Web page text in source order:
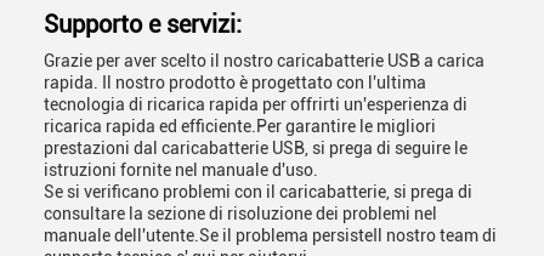
Supporto e servizi:
Grazie per aver scelto il nostro caricabatterie USB a carica
rapida. Il nostro prodotto è progettato con l'ultima
tecnologia di ricarica rapida per offrirti un'esperienza di
ricarica rapida ed efficiente.Per garantire le migliori
prestazioni dal caricabatterie USB, si prega di seguire le
istruzioni fornite nel manuale d'uso.
Se si verificano problemi con il caricabatterie, si prega di
consultare la sezione di risoluzione dei problemi nel
manuale dell'utente.Se il problema persisteIl nostro team di